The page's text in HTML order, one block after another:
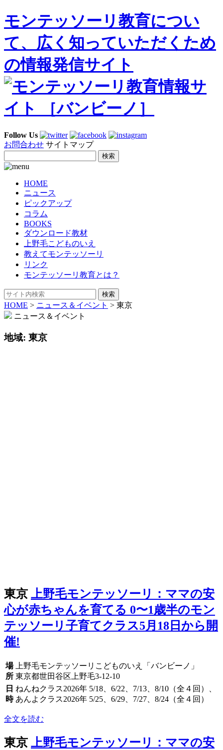
モンテッソーリ教育につい
て、広く知っていただくため
の情報発信サイト
Follow Us
お問合わせ サイトマップ
HOME
ニュース
ピックアップ
コラム
BOOKS
ダウンロード教材
上野毛こどものいえ
教えてモンテッソーリ
リンク
モンテッソーリ教育とは？
HOME > ニュース＆イベント > 東京
ニュース＆イベント
地域: 東京
東京 上野毛モンテッソーリ：ママの安
心が赤ちゃんを育てる 0〜1歳半のモン
テッソーリ子育てクラス5月18日から開
催!
場
所
上野毛モンテッソーリこどものいえ「バンビーノ」
東京都世田谷区上野毛3-12-10
日
時
ねんねクラス2026年 5/18、6/22、7/13、8/10（全４回）、
あんよクラス2026年 5/25、6/29、7/27、8/24（全４回）
全文を読む
東京 上野毛モンテッソーリ：ママの安